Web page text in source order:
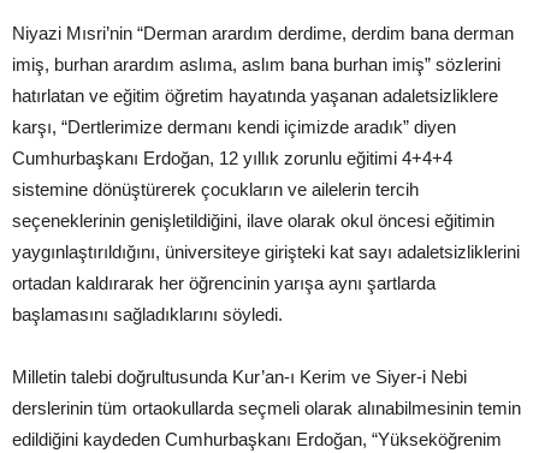
Niyazi Mısri’nin “Derman arardım derdime, derdim bana derman
imiş, burhan arardım aslıma, aslım bana burhan imiş” sözlerini
hatırlatan ve eğitim öğretim hayatında yaşanan adaletsizliklere
karşı, “Dertlerimize dermanı kendi içimizde aradık” diyen
Cumhurbaşkanı Erdoğan, 12 yıllık zorunlu eğitimi 4+4+4
sistemine dönüştürerek çocukların ve ailelerin tercih
seçeneklerinin genişletildiğini, ilave olarak okul öncesi eğitimin
yaygınlaştırıldığını, üniversiteye girişteki kat sayı adaletsizliklerini
ortadan kaldırarak her öğrencinin yarışa aynı şartlarda
başlamasını sağladıklarını söyledi.
Milletin talebi doğrultusunda Kur’an-ı Kerim ve Siyer-i Nebi
derslerinin tüm ortaokullarda seçmeli olarak alınabilmesinin temin
edildiğini kaydeden Cumhurbaşkanı Erdoğan, “Yükseköğrenim